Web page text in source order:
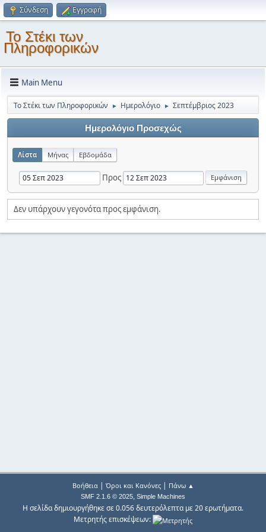
Σύνδεση Εγγραφή
Το Στέκι των
Πληροφορικών
Main Menu
Το Στέκι των Πληροφορικών ► Ημερολόγιο ► Σεπτέμβριος 2023
Ημερολόγιο Προσεχώς
Λίστα Μήνας Εβδομάδα
Προς
Δεν υπάρχουν γεγονότα προς εμφάνιση.
Βοήθεια| Όροι και Κανόνες| Πάνω ▲
SMF 2.1.6 © 2025, Simple Machines
Η σελίδα δημιουργήθηκε σε 0.056 δευτερόλεπτα με 20 ερωτήματα.
Μετρητής επισκέψεων: